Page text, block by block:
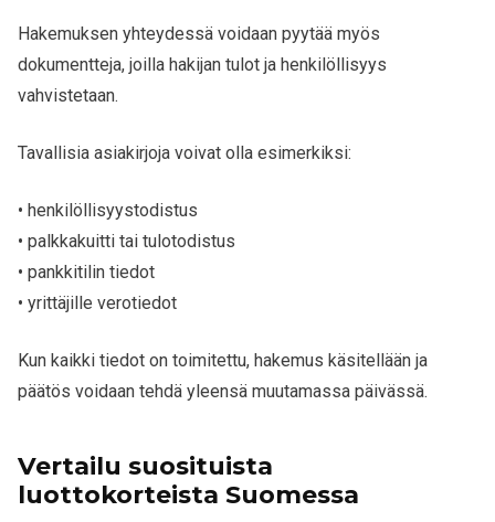
Hakemuksen yhteydessä voidaan pyytää myös
dokumentteja, joilla hakijan tulot ja henkilöllisyys
vahvistetaan.
Tavallisia asiakirjoja voivat olla esimerkiksi:
• henkilöllisyystodistus
• palkkakuitti tai tulotodistus
• pankkitilin tiedot
• yrittäjille verotiedot
Kun kaikki tiedot on toimitettu, hakemus käsitellään ja
päätös voidaan tehdä yleensä muutamassa päivässä.
Vertailu suosituista
luottokorteista Suomessa